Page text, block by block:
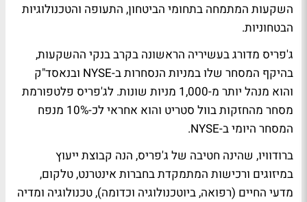
השקעות המתמחה בתחומי הביטחון, התעופה והטכנולוגיות
הבטחוניות.
ג'פריס מדורג בעשיריה הראשונה בקרב בנקי ההשקעות,
בהיקף המסחר שלו במניות הנסחרות ב-NYSE ובנאסד"ק
והוא מנהל יותר מ-1,000 מניות שונות. לג'פריס פלטפורמת
מסחר מהחזקות בוול סטריט והוא אחראי לכ-10% מנפח
המסחר היומי ב-NYSE.
ברודוויו, שהינה חטיבה של ג'פריס, הנה קבוצת ייעוץ
במיזוגים ורכישות המתמקדת בחברות אינטרנט, טלקום,
מדעי החיים (רפואה, ביוטכנולוגיה וכדומה), טכנולוגיה ומדיה